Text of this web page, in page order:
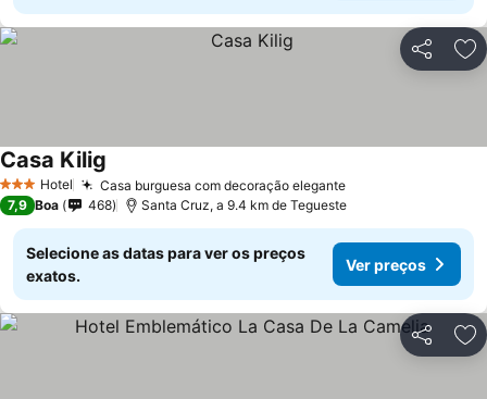
Partilhar
3 EstrelasHotel Casa burguesa com decoração elegante
Casa Kilig
7,9 Boa 468 Santa Cruz, a 9.4 km de Tegueste
Selecione as datas para ver os preços
exatos.
Ver preços
Partilhar